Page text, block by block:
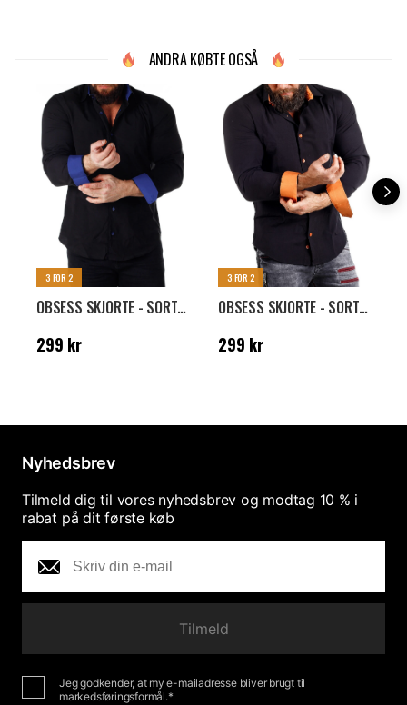
ANDRA KØBTE OGSÅ
3 FOR 2
OBSESS SKJORTE - SORT/KORNBLÅ
Pris: 299 kr
299 kr
3 FOR 2
OBSESS SKJORTE - SORT/ORANGE
Pris: 299 kr
299 kr
Nyhedsbrev
Tilmeld dig til vores nyhedsbrev og modtag 10 % i
rabat på dit første køb
Tilmeld
Jeg godkender, at my e-mailadresse bliver brugt til
markedsføringsformål.*